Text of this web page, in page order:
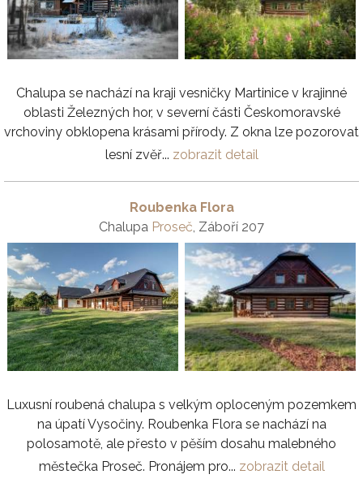
Chalupa se nachází na kraji vesničky Martinice v krajinné
oblasti Železných hor, v severní části Českomoravské
vrchoviny obklopena krásami přírody. Z okna lze pozorovat
lesní zvěř... zobrazit detail
Roubenka Flora
Chalupa Proseč, Záboří 207
Luxusní roubená chalupa s velkým oploceným pozemkem
na úpatí Vysočiny. Roubenka Flora se nachází na
polosamotě, ale přesto v pěším dosahu malebného
městečka Proseč. Pronájem pro... zobrazit detail